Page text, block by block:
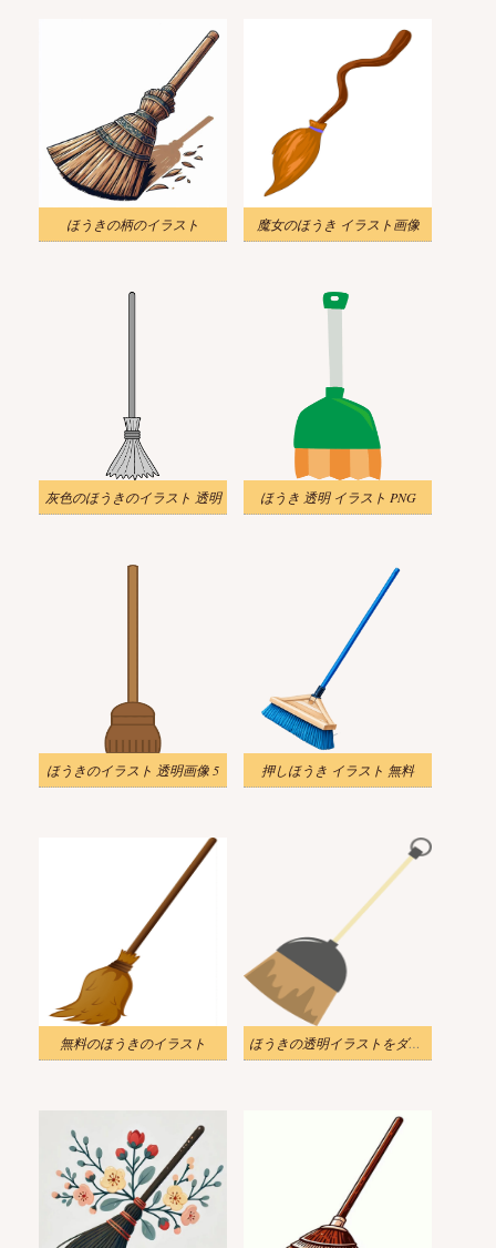
ほうきの柄のイラスト 魔女のほうき イラスト画像
灰色のほうきのイラスト 透明 ほうき 透明 イラスト PNG
ほうきのイラスト 透明画像 5 押しほうき イラスト 無料
無料のほうきのイラスト ほうきの透明イラストをダウンロード